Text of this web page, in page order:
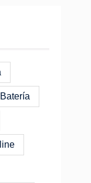
Batería